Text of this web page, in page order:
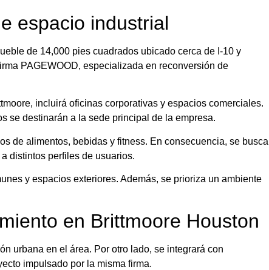
espacio industrial
de 14,000 pies cuadrados ubicado cerca de I-10 y
PAGEWOOD, especializada en reconversión de
incluirá oficinas corporativas y espacios comerciales.
se destinarán a la sede principal de la empresa.
de alimentos, bebidas y fitness. En consecuencia, se busca
distintos perfiles de usuarios.
y espacios exteriores. Además, se prioriza un ambiente
en Brittmoore Houston
urbana en el área. Por otro lado, se integrará con
impulsado por la misma firma.